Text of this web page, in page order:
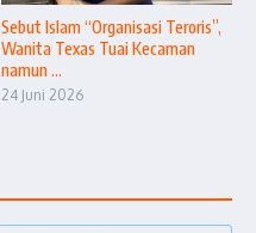
Sebut Islam “Organisasi Teroris”,
Wanita Texas Tuai Kecaman
namun ...
24 Juni 2026